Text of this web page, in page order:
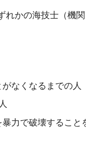
かの海技士（機
なくなるまでの人
力で破壊するこ